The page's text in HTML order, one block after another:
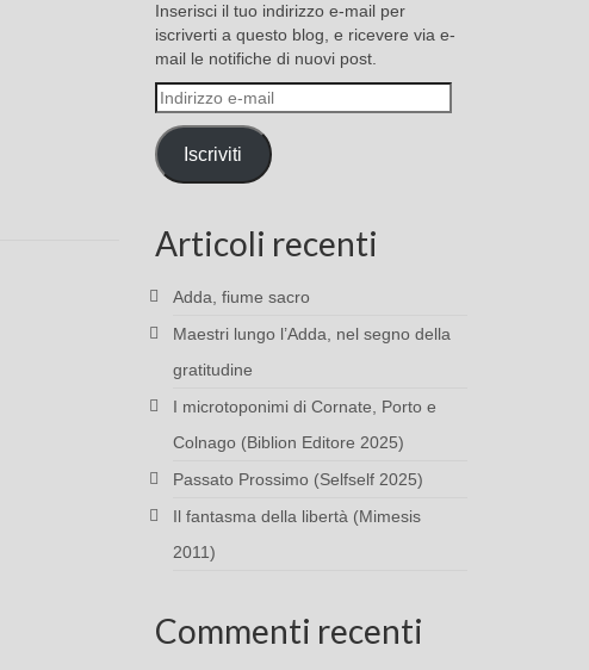
Inserisci il tuo indirizzo e-mail per
iscriverti a questo blog, e ricevere via e-
mail le notifiche di nuovi post.
Indirizzo
e-
mail
Iscriviti
Articoli recenti
Adda, fiume sacro
Maestri lungo l’Adda, nel segno della
gratitudine
I microtoponimi di Cornate, Porto e
Colnago (Biblion Editore 2025)
Passato Prossimo (Selfself 2025)
Il fantasma della libertà (Mimesis
2011)
Commenti recenti